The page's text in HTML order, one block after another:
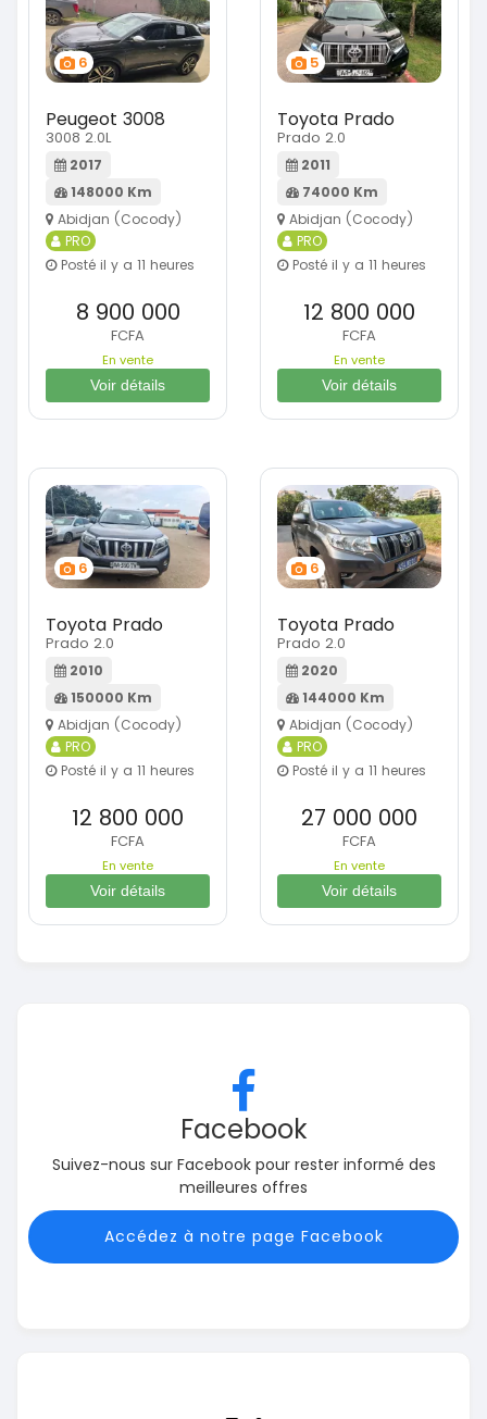
6
Peugeot 3008
3008 2.0L
2017
148000 Km
Abidjan (Cocody)
PRO
Posté il y a 11 heures
8 900 000
FCFA
En vente
Voir détails
5
Toyota Prado
Prado 2.0
2011
74000 Km
Abidjan (Cocody)
PRO
Posté il y a 11 heures
12 800 000
FCFA
En vente
Voir détails
6
Toyota Prado
Prado 2.0
2010
150000 Km
Abidjan (Cocody)
PRO
Posté il y a 11 heures
12 800 000
FCFA
En vente
Voir détails
6
Toyota Prado
Prado 2.0
2020
144000 Km
Abidjan (Cocody)
PRO
Posté il y a 11 heures
27 000 000
FCFA
En vente
Voir détails
Facebook
Suivez-nous sur Facebook pour rester informé des
meilleures offres
Accédez à notre page Facebook